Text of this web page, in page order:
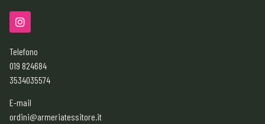
Telefono
019 824684
3534035574
E-mail
ordini@armeriatessitore.it